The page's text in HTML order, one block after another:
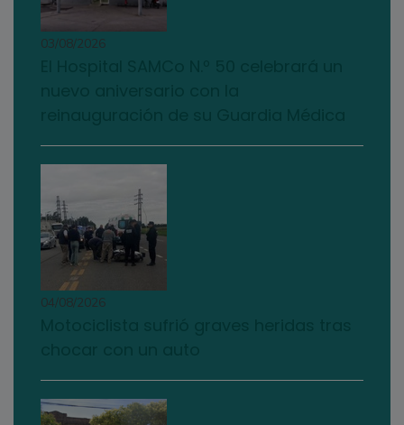
03/08/2026
04/08/2026